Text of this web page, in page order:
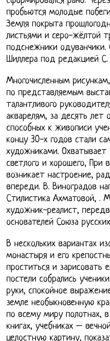
пробьются молодые
Земля покрыта
листьями и серо-жёлтой
подснежники одуванчики.
Шиллера под редакцией С.
Многочисленным
по представляемым
талантливого
акварелям, за десять лет
способных к живописи
концу 30-х годов стали
художниками.
светлого и хорошего, При
возникает настроение,
впереди. В. Виноградов
Стилистика Ахматовой, .
художник-реалист,
основателей Союза
В нескольких вариантах
монастыря и его
проститься и зарисовать
постели собрались
руки, спокойное
земле необыкновенную
по всему миру полотнах,
книгах, учебниках –
целостную картину,